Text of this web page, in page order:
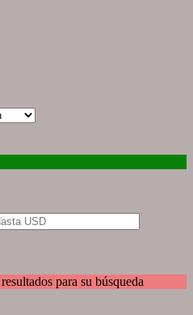
para su búsqueda